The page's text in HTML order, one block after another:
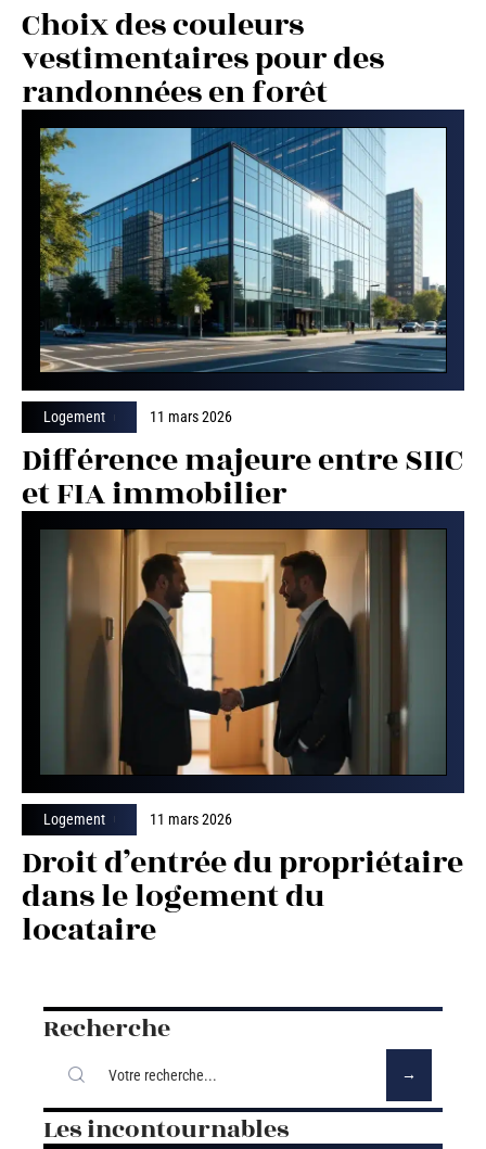
Choix des couleurs
vestimentaires pour des
randonnées en forêt
Logement 11 mars 2026
Différence majeure entre SIIC
et FIA immobilier
Logement 11 mars 2026
Droit d’entrée du propriétaire
dans le logement du
locataire
Recherche
Les incontournables